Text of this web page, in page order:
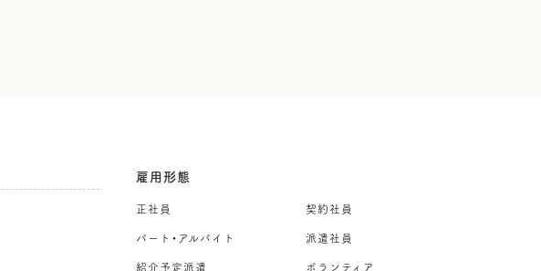
雇用形態
正社員 契約社員
パート・アルバイト 派遣社員
紹介予定派遣 ボランティア